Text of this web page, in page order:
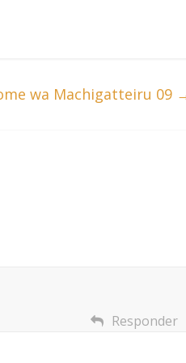
wa Machigatteiru 09
Responder